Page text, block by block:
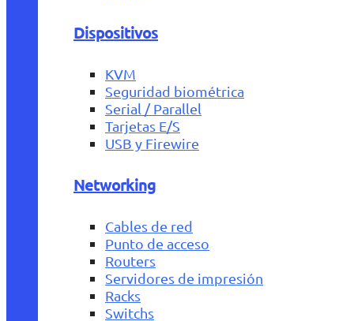
Dispositivos
KVM
Seguridad biométrica
Serial / Parallel
Tarjetas E/S
USB y Firewire
Networking
Cables de red
Punto de acceso
Routers
Servidores de impresión
Racks
Switchs